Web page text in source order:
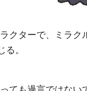
クターで、ミラク
る。